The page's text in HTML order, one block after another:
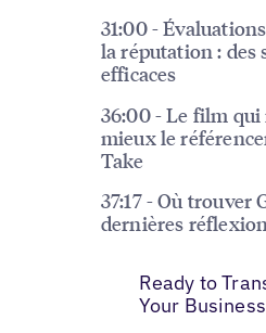
31:00 -
la réputation : des
efficaces
36:00 - Le film qui
mieux le
Take
37:17 - Où trouver
dernières
Ready to
Your